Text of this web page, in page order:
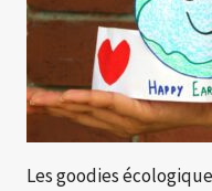
Les goodies